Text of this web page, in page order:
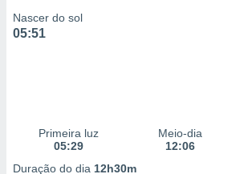
Nascer do sol
05:51
Primeira luz
05:29
Meio-dia
12:06
Duração do dia 12h30m